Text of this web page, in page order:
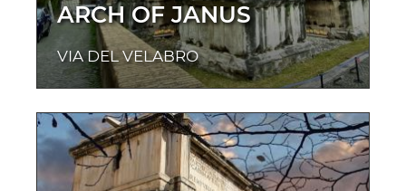
ARCH OF JANUS
VIA DEL VELABRO